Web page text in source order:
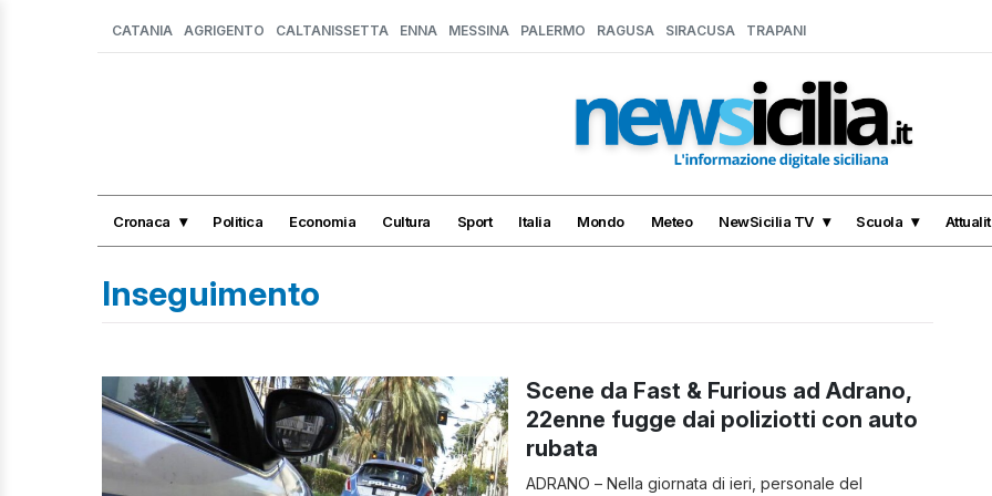
CATANIA AGRIGENTO CALTANISSETTA ENNA MESSINA PALERMO RAGUSA SIRACUSA TRAPANI
Cronaca Politica Economia Cultura Sport Italia Mondo Meteo NewSicilia TV Scuola
Inseguimento
Scene da Fast & Furious ad Adrano,
22enne fugge dai poliziotti con auto
rubata
ADRANO – Nella giornata di ieri, personale del